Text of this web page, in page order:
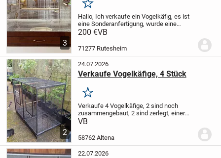
3
Merken
Hallo, Ich verkaufe ein Vogelkäfig, es ist
eine Sonderanfertigung, wurde eine
Woche lang benutzt und dann alles
haben es wieder in den Original Karton
200 €VB
71277 Rutesheim
2
24.07.2026
Verkaufe Vogelkäfige, 4 Stück
Merken
Verkaufe 4 Vogelkäfige, 2 sind noch
zusammengebaut, 2 sind zerlegt, einer
davon mit Untergestell.
AngebotVerkauf auch einzeln.
VB
58762 Altena
22.07.2026